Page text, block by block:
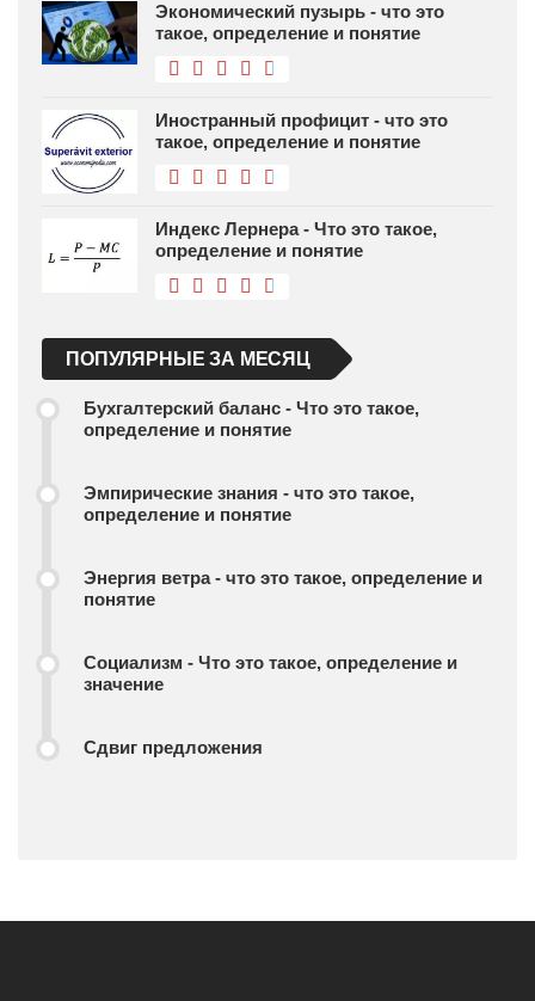
Экономический пузырь - что это
такое, определение и понятие
Иностранный профицит - что это
такое, определение и понятие
Индекс Лернера - Что это такое,
определение и понятие
ПОПУЛЯРНЫЕ ЗА МЕСЯЦ
Бухгалтерский баланс - Что это такое,
определение и понятие
Эмпирические знания - что это такое,
определение и понятие
Энергия ветра - что это такое, определение и
понятие
Социализм - Что это такое, определение и
значение
Сдвиг предложения